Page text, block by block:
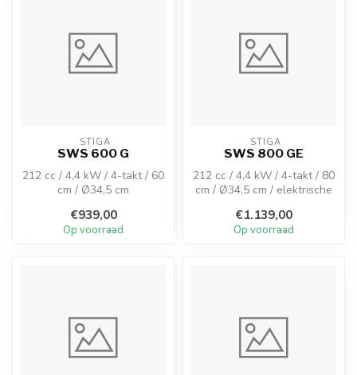
STIGA
SWS 600 G
212 cc / 4,4 kW / 4-takt / 60
cm / Ø34,5 cm
€939,00
Op voorraad
STIGA
SWS 800 GE
212 cc / 4,4 kW / 4-takt / 80
cm / Ø34,5 cm / elektrische
€1.139,00
Op voorraad